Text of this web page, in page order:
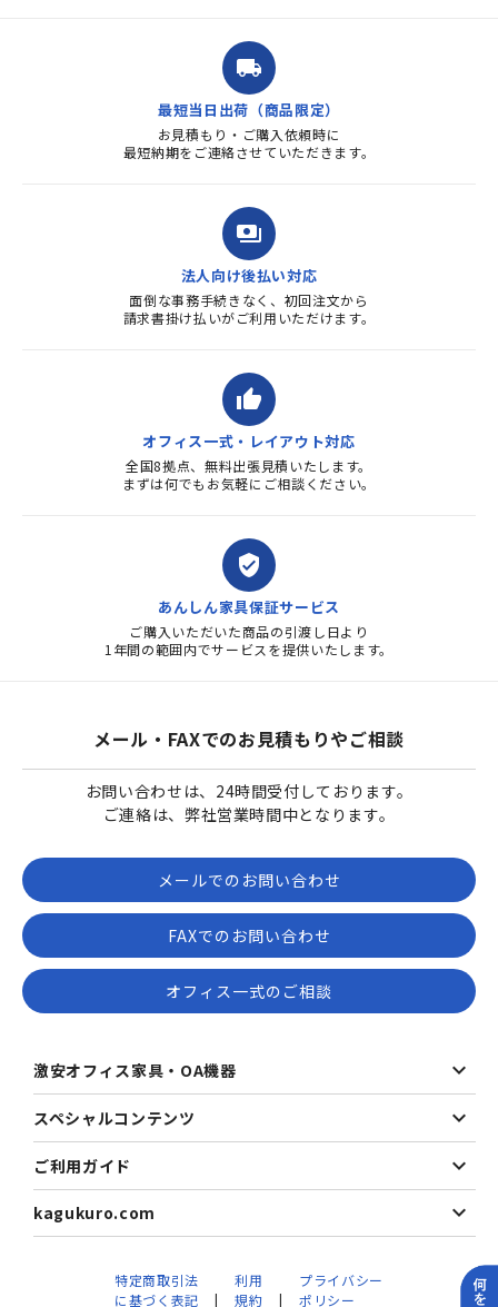
ました。商品到着も早く、品
質・使いやすさで満足していま
す。また、リピートするときは
よろしくお...
local_shipping
最短当日出荷（商品限定）
お見積もり・ご購入依頼時に
最短納期をご連絡させていただきます。
payments
法人向け後払い対応
面倒な事務手続きなく、初回注文から
請求書掛け払いがご利用いただけます。
thumb_up
オフィス一式・レイアウト対応
全国8拠点、無料出張見積いたします。
まずは何でもお気軽にご相談ください。
verified_user
あんしん家具保証サービス
ご購入いただいた商品の引渡し日より
1年間の範囲内でサービスを提供いたします。
メール・FAXでのお見積もりやご相談
お問い合わせは、24時間受付しております。
ご連絡は、弊社営業時間中となります。
メールでのお問い合わせ
FAXでのお問い合わせ
オフィス一式のご相談
激安オフィス家具・OA機器
スペシャルコンテンツ
ご利用ガイド
kagukuro.com
特定商取引法
に基づく表記
利用
規約
プライバシー
ポリシー